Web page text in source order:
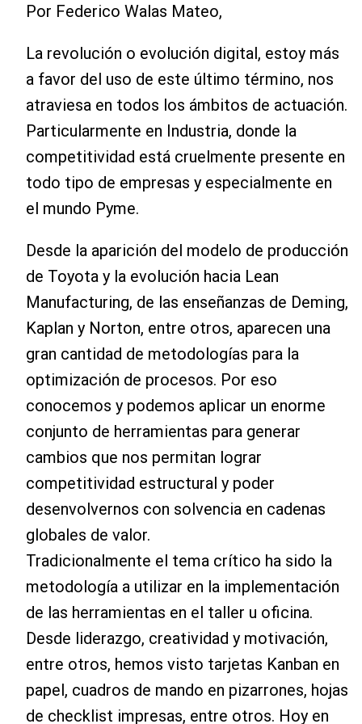
Gestión de Operaciones en la Industria
Por Federico Walas Mateo,
La revolución o evolución digital, estoy más
a favor del uso de este último término, nos
atraviesa en todos los ámbitos de actuación.
Particularmente en Industria, donde la
competitividad está cruelmente presente en
todo tipo de empresas y especialmente en
el mundo Pyme.
Desde la aparición del modelo de producción
de Toyota y la evolución hacia Lean
Manufacturing, de las enseñanzas de Deming,
Kaplan y Norton, entre otros, aparecen una
gran cantidad de metodologías para la
optimización de procesos. Por eso
conocemos y podemos aplicar un enorme
conjunto de herramientas para generar
cambios que nos permitan lograr
competitividad estructural y poder
desenvolvernos con solvencia en cadenas
globales de valor.
Tradicionalmente el tema crítico ha sido la
metodología a utilizar en la implementación
de las herramientas en el taller u oficina.
Desde liderazgo, creatividad y motivación,
entre otros, hemos visto tarjetas Kanban en
papel, cuadros de mando en pizarrones, hojas
de checklist impresas, entre otros. Hoy en